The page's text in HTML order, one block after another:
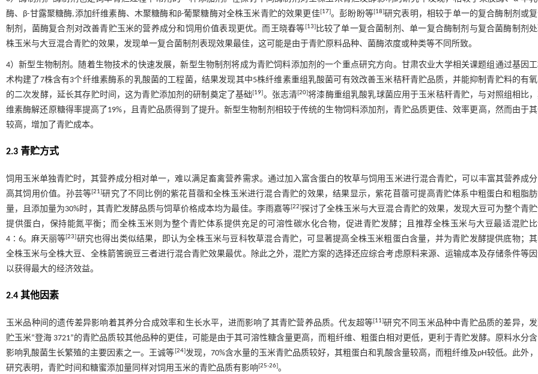
酶、β-甘露聚糖酶,添加纤维素酶、木聚糖酶和β-葡聚糖酶对全株玉米青贮的效果更佳[17]。彭盼盼等[18]研究表明，相较于单一的复合酶制剂或
制剂，菌酶复合剂对改善青贮玉米的营养成分和饲用价值表现更优。而王晓春等[13]比较了单一复合菌制剂、单一复合酶制剂与复合菌酶制剂
株玉米与大豆混合青贮的效果，发现单一复合菌制剂表现效果最佳，这可能是由于青贮原料品种、菌酶浓度或种类等不同所致。
4）新型生物制剂。随着生物技术的快速发展，新型生物制剂将成为青贮饲料添加剂的一个重点研究方向。甘肃农业大学相关课题组通过基因
术构建了7株含有3个纤维素酶系的乳酸菌的工程菌，结果发现其中5株纤维素重组乳酸菌可有效改善玉米秸秆青贮品质，并能抑制青贮料的有
的二次发酵，延长其存贮时间，这为青贮添加剂的研制奠定了基础[19]。张志清[20]将漆酶重组乳酸乳球菌应用于玉米秸秆青贮，与对照组相比
维素酶解还原糖得率提高了19%，且青贮品质得到了提升。新型生物制剂相较于传统的生物饲料添加剂，青贮品质更佳、效率更高，然而由于
较高，增加了青贮成本。
2.3 青贮方式
饲用玉米单独青贮时，其营养成分相对单一，难以满足畜禽营养需求。通过加入富含蛋白的牧草与饲用玉米进行混合青贮，可以丰富其营养成
高其饲用价值。孙芸等[21]研究了不同比例的紫花苜蓿和全株玉米进行混合青贮的效果，结果显示，紫花苜蓿可提高青贮体系中粗蛋白和粗脂
量，且添加量为30%时，其青贮发酵品质与饲草价格成本均为最佳。李雨嘉等[22]探讨了全株玉米与大豆混合青贮的效果，发现大豆可为整个青
提供蛋白，保持能氮平衡；而全株玉米则为整个青贮体系提供充足的可溶性碳水化合物，促进青贮发酵；且推荐全株玉米与大豆最适混贮
4∶6。麻天丽等[23]研究也得出类似结果，即认为全株玉米与豆科牧草混合青贮，可显著提高全株玉米粗蛋白含量，并为青贮发酵提供底物；
全株玉米与全株大豆、全株箭筈豌豆三者进行混合青贮效果最优。除此之外，混贮方案的选择还应综合考虑原料来源、运输成本及存储条件等因
以获得最大的经济效益。
2.4 其他因素
玉米品种间的遗传差异影响着其养分合成效率和生长水平，进而影响了其青贮营养品质。代友超等[11]研究不同玉米品种中青贮品质的差异，
贮玉米“登海 3721”的青贮品质较其他品种的更佳，可能是由于其可溶性糖含量更高，而粗纤维、粗蛋白相对更低，更利于青贮发酵。原料水分
影响乳酸菌生长繁殖的主要因素之一。王诚等[24]发现，70%含水量的玉米青贮品质较好，其粗蛋白和乳酸含量较高，而粗纤维及pH较低。此外
研究表明，青贮时间和糖蜜添加量同样对饲用玉米的青贮品质有影响 [25-26]。